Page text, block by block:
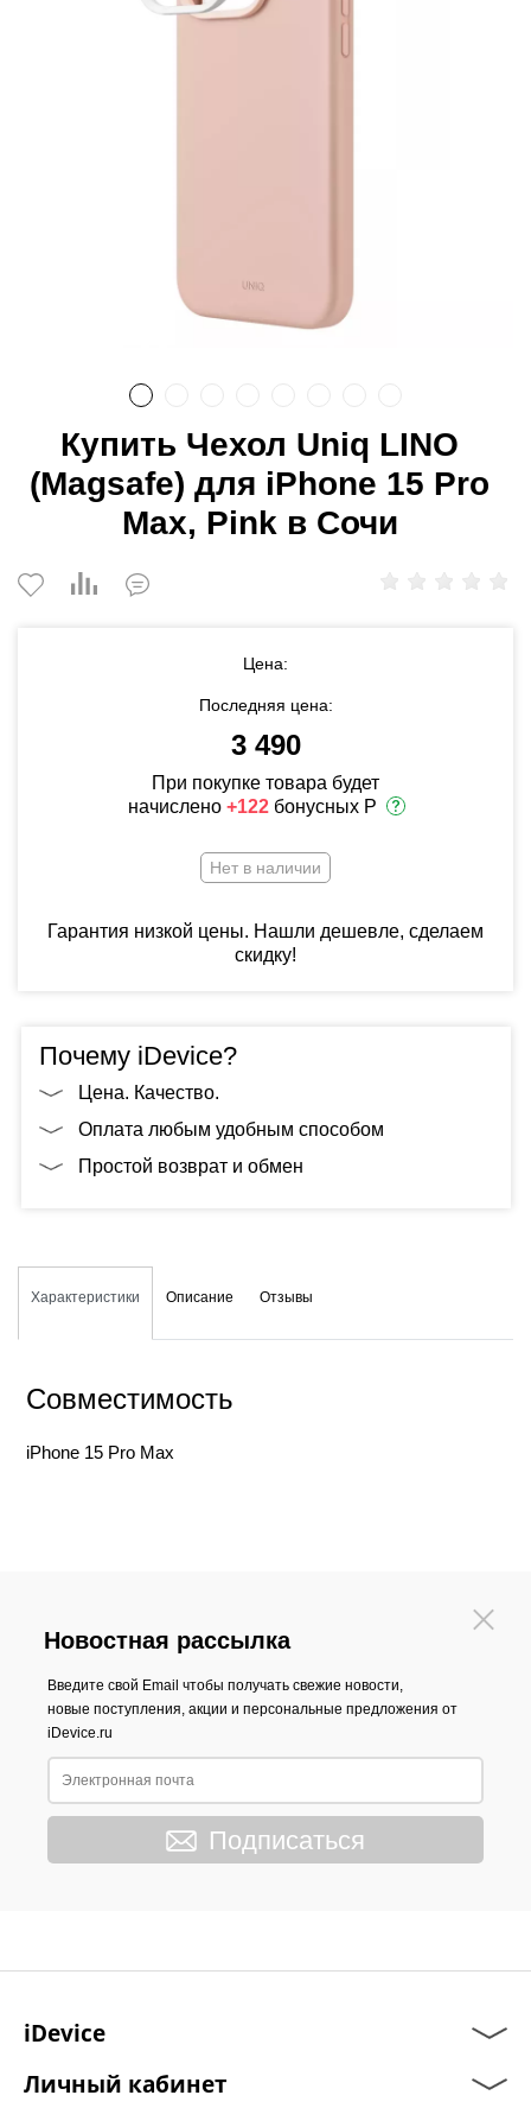
Купить Чехол Uniq LINO
(Magsafe) для iPhone 15 Pro
Max, Pink в Сочи
Цена:
Последняя цена:
3 490
При покупке товара будет
начислено +122 бонусных Р
Нет в наличии
Гарантия низкой цены. Нашли дешевле, сделаем
скидку!
Почему iDevice?
Цена. Качество.
Оплата любым удобным способом
Простой возврат и обмен
Описание
Характеристики Отзывы
Совместимость
iPhone 15 Pro Max
Новостная рассылка
Введите свой Email чтобы получать свежие новости,
новые поступления, акции и персональные предложения от
iDevice.ru
Подписаться
iDevice
Личный кабинет